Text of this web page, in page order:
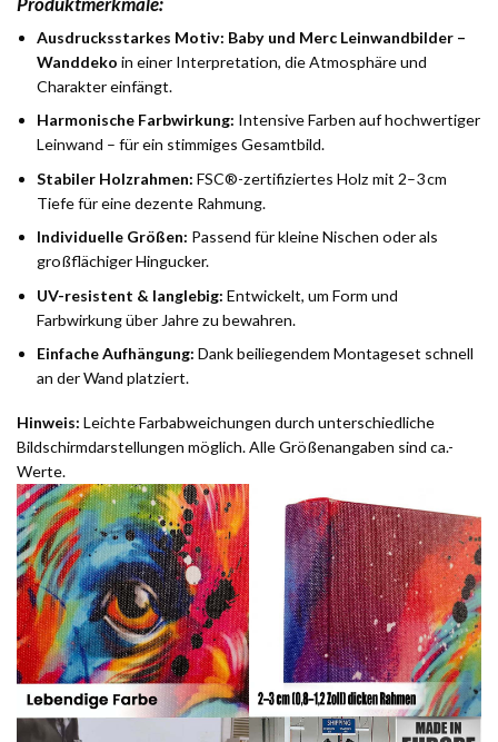
Ausdrucksstarkes Motiv: Baby und Merc Leinwandbilder –
Wanddeko in einer Interpretation, die Atmosphäre und
Charakter einfängt.
Harmonische Farbwirkung: Intensive Farben auf hochwertiger
Leinwand – für ein stimmiges Gesamtbild.
Stabiler Holzrahmen: FSC®-zertifiziertes Holz mit 2–3 cm
Tiefe für eine dezente Rahmung.
Individuelle Größen: Passend für kleine Nischen oder als
großflächiger Hingucker.
UV-resistent & langlebig: Entwickelt, um Form und
Farbwirkung über Jahre zu bewahren.
Einfache Aufhängung: Dank beiliegendem Montageset schnell
an der Wand platziert.
Hinweis: Leichte Farbabweichungen durch unterschiedliche
Bildschirmdarstellungen möglich. Alle Größenangaben sind ca.-
Werte.